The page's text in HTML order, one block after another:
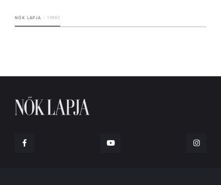
NŐK LAPJA 1 PERC